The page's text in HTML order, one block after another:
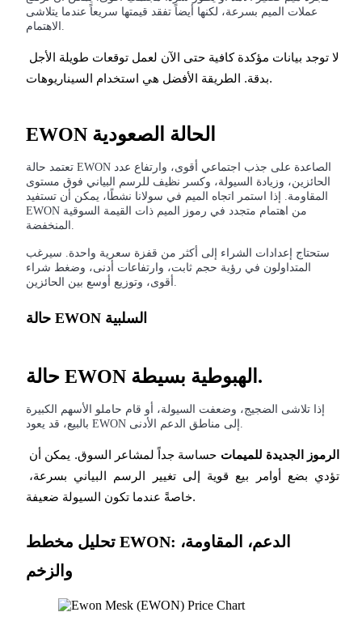
التوقيع المساحي
عوائد عالية والوصول الفوري
الرهان المرن لكسب العملات الرقمية الشهيرة
عملات الميم بسرعة، لكنها أيضاً تفقد قيمتها سريعاً عندما يتلاشى
الاهتمام.
بدقة. الطريقة الأفضل هي استخدام السيناريوهات.
EWON الحالة الصعودية
تعتمد حالة EWON الصاعدة على جذب اجتماعي أقوى، وارتفاع عدد
الحائزين، وزيادة السيولة، وكسر نظيف للرسم البياني فوق مستوى
المقاومة. إذا استمر اتجاه الميم في سولانا نشطًا، يمكن أن تستفيد
EWON من اهتمام متجدد في رموز الميم ذات القيمة السوقية
المنخفضة.
ستحتاج إعدادات الشراء إلى أكثر من قفزة سعرية واحدة. سيرغب
المتداولون في رؤية حجم ثابت، وارتفاعات أدنى، وضغط شراء
أقوى، وتوزيع أوسع بين الحائزين.
حالة EWON السلبية
حالة EWON الهبوطية بسيطة.
إذا تلاشى الضجيج، وضعفت السيولة، أو قام حاملو الأسهم الكبيرة
الرموز الجديدة للميمات
خاصةً عندما تكون السيولة ضعيفة.
تحليل مخطط EWON: الدعم، المقاومة،
والزخم